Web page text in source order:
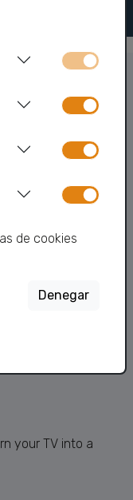
de cookies
Denegar
your TV into a